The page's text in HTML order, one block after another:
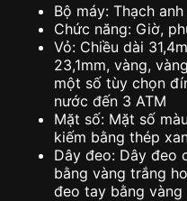
Bộ máy: Thạch anh
Chức năng: Giờ,
Vỏ: Chiều dài
23,1mm, vàng,
một số tùy chọn
nước đến 3 ATM
Mặt số: Mặt số
kiếm bằng thép
Dây đeo: Dây đeo
bằng vàng trắng
đeo tay bằng